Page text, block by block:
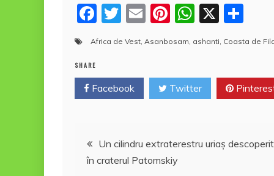
F
a
c
e
b
k
T
w
itt
er
E
m
ai
l
Pi
er
e
st
W
h
at
s
A
X
a
rt
aj
e
ă
Africa de Vest Asanbosam ashanti Coasta de
SHARE
Facebook Twitter
Navigare
Un cilindru extraterestru uriaş
în craterul Patomskiy